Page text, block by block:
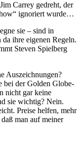
Carrey gedreht, der
ignoriert wurde…
sie – sind in
ihre eigenen Regeln.
Steven Spielberg
Auszeichnungen?
bei der Golden Globe-
nicht gar keine
sie wichtig? Nein.
Preise helfen, mehr
man auf meiner